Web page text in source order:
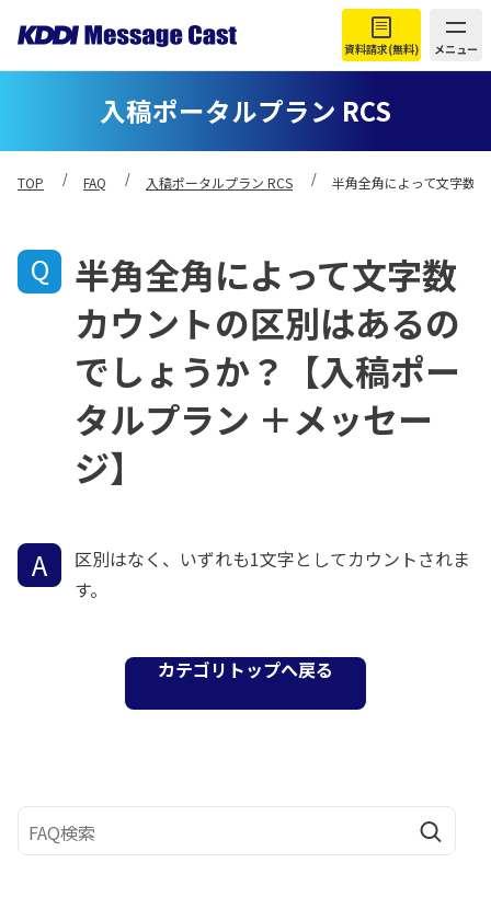
資料請求(無料) メニュー
入稿ポータルプラン RCS
TOP FAQ 入稿ポータルプラン RCS 半角全角によって文字数
半角全角によって文字数
カウントの区別はあるの
でしょうか？【入稿ポー
タルプラン ＋メッセー
ジ】
区別はなく、いずれも1文字としてカウントされま
す。
カテゴリトップへ戻る